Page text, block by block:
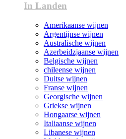
In Landen
Amerikaanse wijnen
Argentijnse wijnen
Australische wijnen
Azerbeidzjaanse wijnen
Belgische wijnen
chileense wijnen
Duitse wijnen
Franse wijnen
Georgische wijnen
Griekse wijnen
Hongaarse wijnen
Italiaanse wijnen
Libanese wijnen